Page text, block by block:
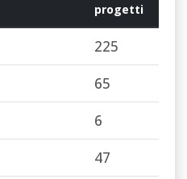
progetti
225
65
6
47